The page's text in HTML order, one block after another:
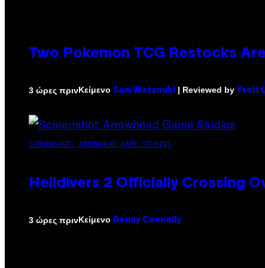
Two Pokemon TCG Restocks
3 ώρες πρινΚείμενο Sam Watanuki | Reviewed by Ysolt
SCREENSHOT: ARROWHEAD GAME STUDIOS
Helldivers 2 Officially Crossing
3 ώρες πρινΚείμενο Denny Connolly